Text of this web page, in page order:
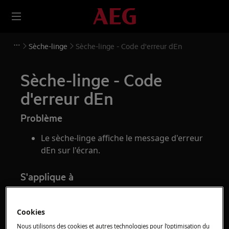
Sèche-linge Sèche-linge - Code d'erreur dEn
Sèche-linge - Code
d'erreur dEn
Problème
Le sèche-linge affiche le message d'erreur
dEn sur l'écran.
S'applique à
Solution
Cookies
Nous utilisons des cookies et autres technologies pour l’optimisation du